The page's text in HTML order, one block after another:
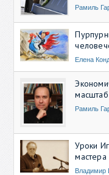
Рамиль
Елена
Рамиль
Уроки
мастера
Владимир